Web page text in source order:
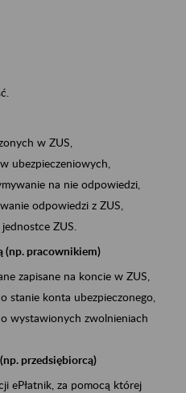
w ZUS,
ubezpieczeniowych,
na nie odpowiedzi,
odpowiedzi z ZUS,
ZUS.
(np. pracownikiem)
zapisane na koncie w ZUS,
stanie konta ubezpieczonego,
wystawionych zwolnieniach
przedsiębiorcą)
ePłatnik, za pomocą której